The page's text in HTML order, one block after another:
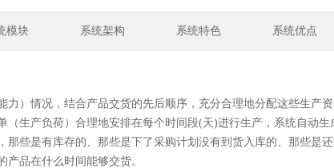
模块 系统架构 系统特色 系统优点
力）情况，结合产品交货的先后顺序，充分合理地分配这些生产
（生产负荷）合理地安排在每个时间段(天)进行生产，系统自动
那些是有库存的、那些是下了采购计划没有到货入库的、那些是
品在什么时间能够交货。